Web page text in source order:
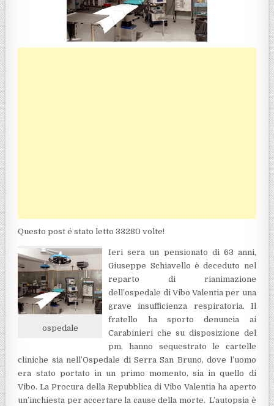
Questo post é stato letto 33280 volte!
ospedale
Ieri sera un pensionato di 63 anni,
Giuseppe Schiavello è deceduto nel
reparto di rianimazione
dell’ospedale di Vibo Valentia per una
grave insufficienza respiratoria. Il
fratello ha sporto denuncia ai
Carabinieri che su disposizione del
pm, hanno sequestrato le cartelle
cliniche sia nell’Ospedale di Serra San Bruno, dove l’uomo
era stato portato in un primo momento, sia in quello di
Vibo. La Procura della Repubblica di Vibo Valentia ha aperto
un’inchiesta per accertare la cause della morte. L’autopsia è